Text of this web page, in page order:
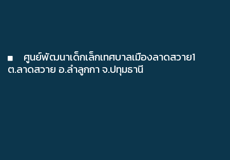
ศูนย์พัฒนาเด็กเล็กเทศบาลเมืองลาดสวาย1
ต.ลาดสวาย อ.ลำลูกกา จ.ปทุมธานี